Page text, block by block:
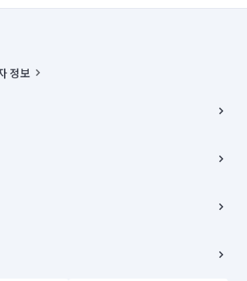
정보
종로구 율곡로 6(중학동, 트윈트리빌딩) B동 5층
종로구 수송동 율곡로 24, 7층, 8층 미소
관한 의무와 책임은 거래당사자에게 있습니다.
Inc. All Rights Reserved.